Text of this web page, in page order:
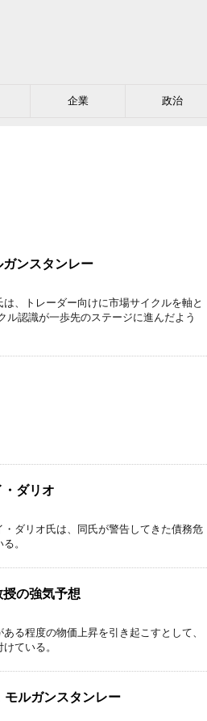
企業 政治
ンスタンレー
、トレーダー向けに市場サイクルを軸と
ル認識が一歩先のステージに進んだよう
ダリオ
ダリオ氏は、同氏が警告してきた債務危
。
の強気予想
る程度の物価上昇を引き起こすとして、
ている。
ルガンスタンレー